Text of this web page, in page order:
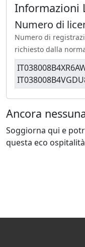
Informazioni
Numero di
Numero di
richiesto dalla
Ancora
Soggiorna qui e
questa eco